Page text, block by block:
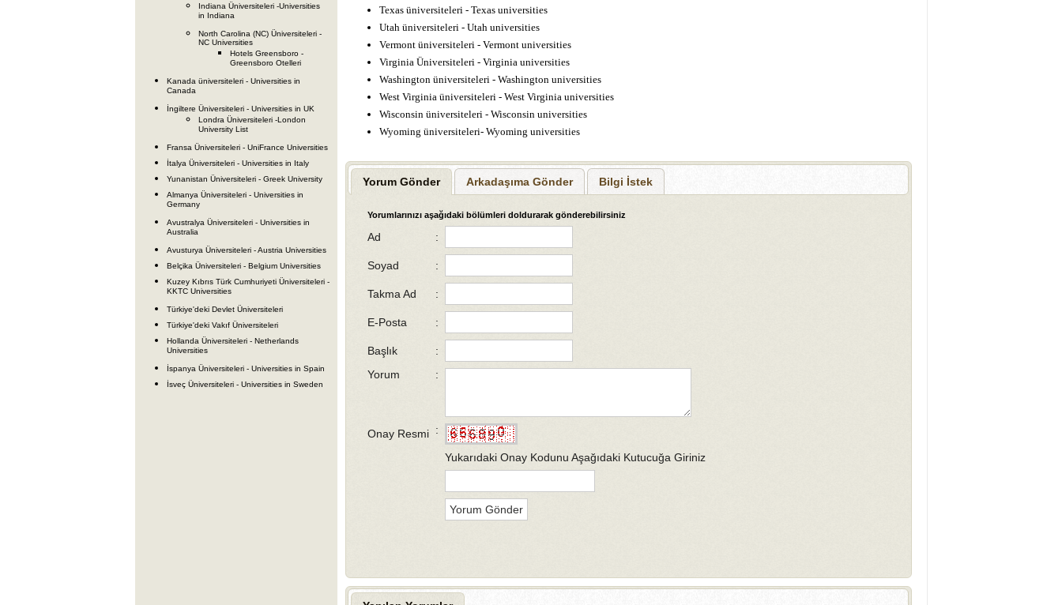
Indiana Üniversiteleri -Universities
in Indiana
North Carolina (NC) Üniversiteleri -
NC Universities
Hotels Greensboro -
Greensboro Otelleri
Kanada üniversiteleri - Universities in
Canada
İngiltere Üniversiteleri - Universities in UK
Londra Üniversiteleri -London
University List
Fransa Üniversiteleri - UniFrance Universities
İtalya Üniversiteleri - Universities in Italy
Yunanistan Üniversiteleri - Greek University
Almanya Üniversiteleri - Universities in
Germany
Avustralya Üniversiteleri - Universities in
Australia
Avusturya Üniversiteleri - Austria Universities
Belçika Üniversiteleri - Belgium Universities
Kuzey Kıbrıs Türk Cumhuriyeti Üniversiteleri -
KKTC Universities
Türkiye'deki Devlet Üniversiteleri
Türkiye'deki Vakıf Üniversiteleri
Hollanda Üniversiteleri - Netherlands
Universities
İspanya Üniversiteleri - Universities in Spain
İsveç Üniversiteleri - Universities in Sweden
Texas üniversiteleri - Texas universities
Utah üniversiteleri - Utah universities
Vermont üniversiteleri - Vermont universities
Virginia Üniversiteleri - Virginia universities
Washington üniversiteleri - Washington universities
West Virginia üniversiteleri - West Virginia universities
Wisconsin üniversiteleri - Wisconsin universities
Wyoming üniversiteleri- Wyoming universities
Yorum Gönder Arkadaşıma Gönder Bilgi İstek
Yorumlarınızı aşağıdaki bölümleri doldurarak gönderebilirsiniz
Ad :
Soyad :
Takma Ad :
E-Posta :
Başlık
:
Yorum
:
Onay Resmi :
Yukarıdaki Onay Kodunu Aşağıdaki Kutucuğa Giriniz